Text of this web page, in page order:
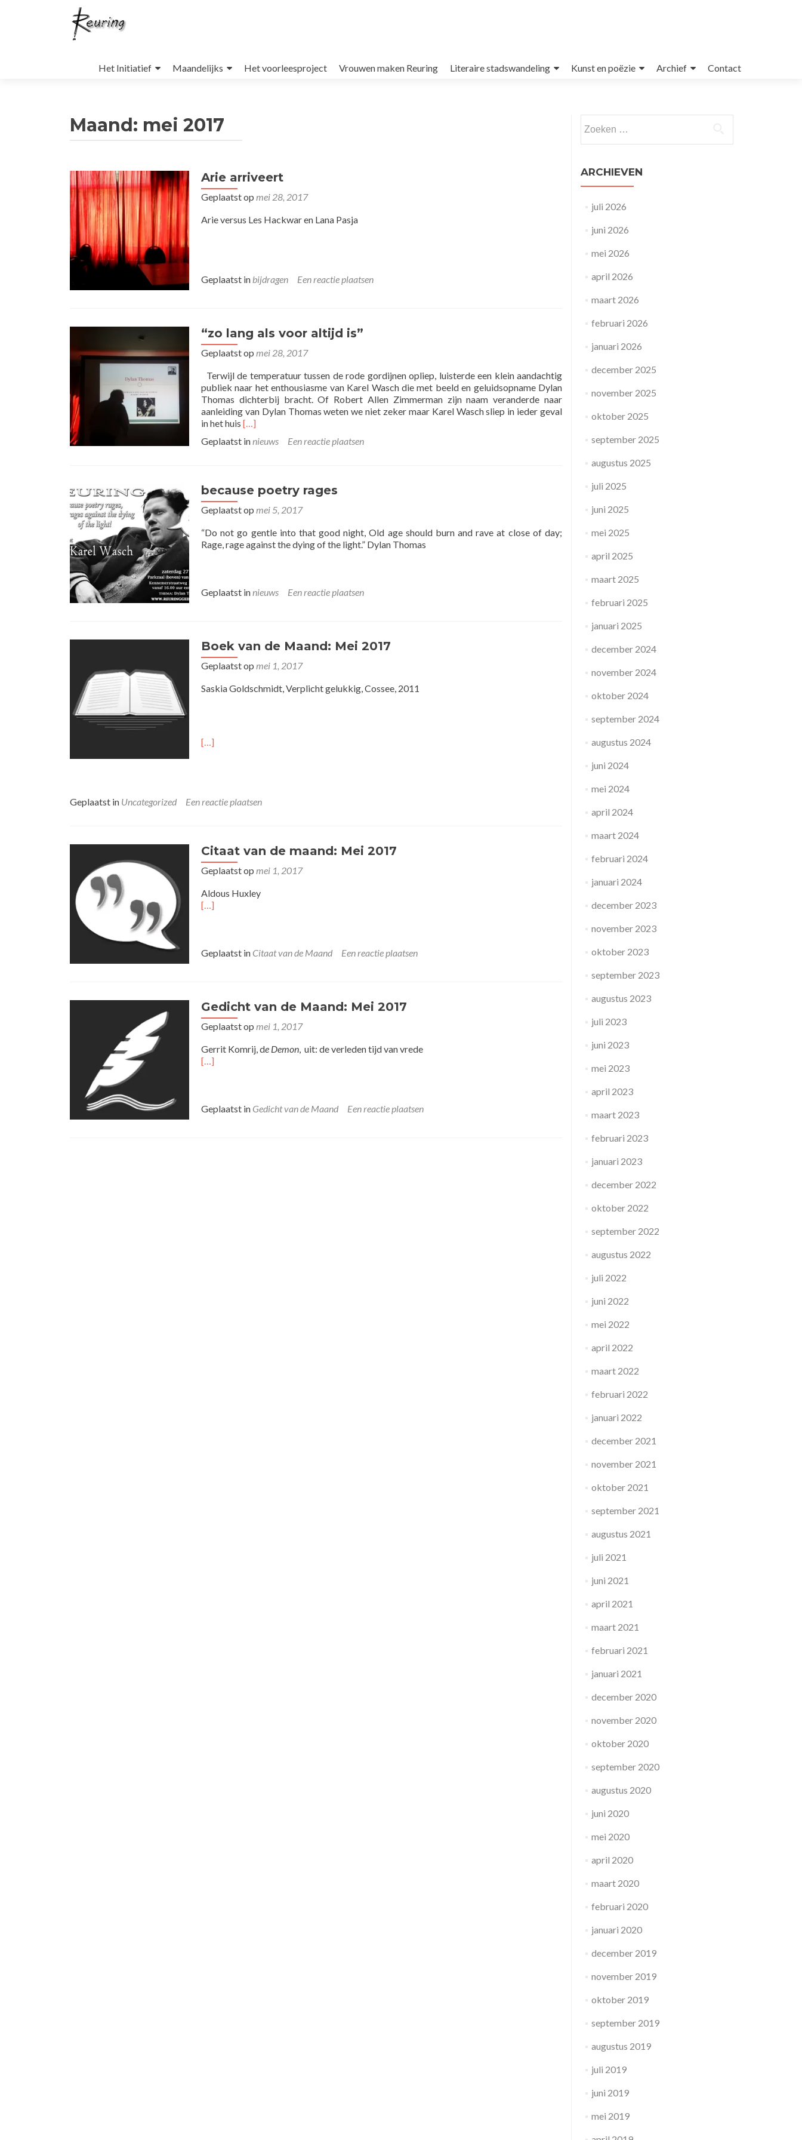
de
Het Initiatief Maandelijks Het voorleesproject Vrouwen maken Reuring Literaire stadswandeling Kunst en poëzie Archief Contact
Maand: mei 2017
Arie arriveert
Geplaatst op mei 28, 2017
Arie versus Les Hackwar en Lana Pasja
Geplaatst in bijdragen Een reactie plaatsen
“zo lang als voor altijd is”
Geplaatst op mei 28, 2017
Terwijl de temperatuur tussen de rode gordijnen opliep, luisterde een klein aandachtig
publiek naar het enthousiasme van Karel Wasch die met beeld en geluidsopname Dylan
Thomas dichterbij bracht. Of Robert Allen Zimmerman zijn naam veranderde naar
aanleiding van Dylan Thomas weten we niet zeker maar Karel Wasch sliep in ieder geval
in het huis Lees
over“zo
altijd
is”
[…]
Geplaatst innieuws Een reactie plaatsen
because poetry rages
Geplaatst op mei 5, 2017
“Do not go gentle into that good night, Old age should burn and rave at close of day;
Rage, rage against the dying of the light.” Dylan Thomas
Geplaatst innieuws Een reactie plaatsen
Boek van de Maand: Mei 2017
Geplaatst op mei 1, 2017
Saskia Goldschmidt, Verplicht gelukkig, Cossee, 2011
[…]
Geplaatst in Uncategorized Een reactie plaatsen
Citaat van de maand: Mei 2017
Geplaatst op mei 1, 2017
Aldous Huxley
[…]
Geplaatst in Citaat van de Maand Een reactie plaatsen
Gedicht van de Maand: Mei 2017
Geplaatst op mei 1, 2017
Gerrit Komrij, de Demon, uit: de verleden tijd van vrede
[…]
Geplaatst in Gedicht van de Maand Een reactie plaatsen
naar:
ARCHIEVEN
juli 2026
juni 2026
mei 2026
april 2026
maart 2026
februari 2026
januari 2026
december 2025
november 2025
oktober 2025
september 2025
augustus 2025
juli 2025
juni 2025
mei 2025
april 2025
maart 2025
februari 2025
januari 2025
december 2024
november 2024
oktober 2024
september 2024
augustus 2024
juni 2024
mei 2024
april 2024
maart 2024
februari 2024
januari 2024
december 2023
november 2023
oktober 2023
september 2023
augustus 2023
juli 2023
juni 2023
mei 2023
april 2023
maart 2023
februari 2023
januari 2023
december 2022
oktober 2022
september 2022
augustus 2022
juli 2022
juni 2022
mei 2022
april 2022
maart 2022
februari 2022
januari 2022
december 2021
november 2021
oktober 2021
september 2021
augustus 2021
juli 2021
juni 2021
april 2021
maart 2021
februari 2021
januari 2021
december 2020
november 2020
oktober 2020
september 2020
augustus 2020
juni 2020
mei 2020
april 2020
maart 2020
februari 2020
januari 2020
december 2019
november 2019
oktober 2019
september 2019
augustus 2019
juli 2019
juni 2019
mei 2019